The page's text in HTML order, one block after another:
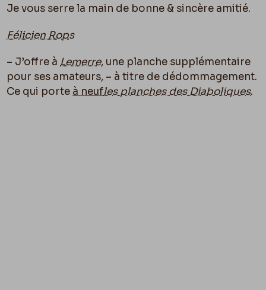
Je vous serre la main de bonne & sincère amitié.
Félicien Rops
– J’offre à Lemerre, une planche supplémentaire
pour ses amateurs, – à titre de dédommagement.
Ce qui porte à neufles planches des Diaboliques.